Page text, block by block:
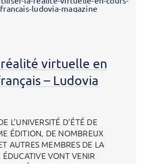
virtuelle en
– Ludovia
L’UNIVERSITÉ D’ÉTÉ DE
ÉDITION, DE NOMBREUX
AUTRES MEMBRES DE LA
VONT VENIR